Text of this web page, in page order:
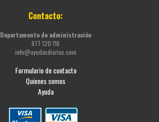
Contacto:
Departamento de administración
977 120 116
info@ayudasdiarias.com
Formulario de contacto
Quienes somos
Ayuda